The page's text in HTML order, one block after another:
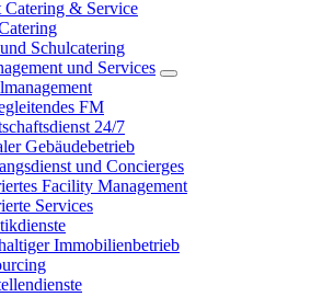
Catering & Service
Schulcatering
und Services
FM
24/7
Gebäudebetrieb
und Concierges
Facility Management
Services
Immobilienbetrieb